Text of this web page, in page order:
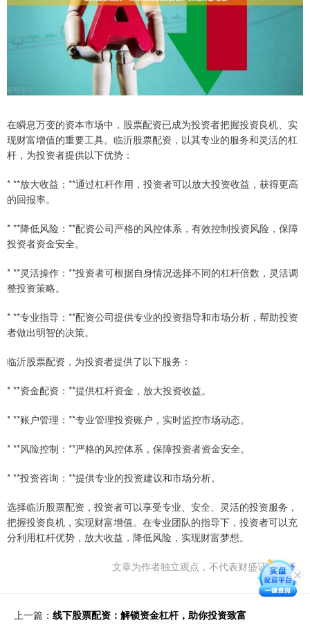
在瞬息万变的资本市场中，股票配资已成为投资者把握投资良机、实
现财富增值的重要工具。临沂股票配资，以其专业的服务和灵活的杠
杆，为投资者提供以下优势：
* **放大收益：**通过杠杆作用，投资者可以放大投资收益，获得更高
的回报率。
* **降低风险：**配资公司严格的风控体系，有效控制投资风险，保障
投资者资金安全。
* **灵活操作：**投资者可根据自身情况选择不同的杠杆倍数，灵活调
整投资策略。
* **专业指导：**配资公司提供专业的投资指导和市场分析，帮助投资
者做出明智的决策。
临沂股票配资，为投资者提供了以下服务：
* **资金配资：**提供杠杆资金，放大投资收益。
* **账户管理：**专业管理投资账户，实时监控市场动态。
* **风险控制：**严格的风控体系，保障投资者资金安全。
* **投资咨询：**提供专业的投资建议和市场分析。
选择临沂股票配资，投资者可以享受专业、安全、灵活的投资服务，
把握投资良机，实现财富增值。在专业团队的指导下，投资者可以充
分利用杠杆优势，放大收益，降低风险，实现财富梦想。
文章为作者独立观点，不代表财盛证券观点
上一篇： 线下股票配资：解锁资金杠杆，助你投资致富